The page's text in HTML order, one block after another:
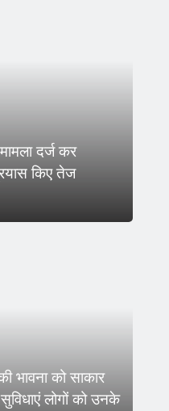
दर्ज कर
किए तेज
भावना को साकार
लोगों को उनके